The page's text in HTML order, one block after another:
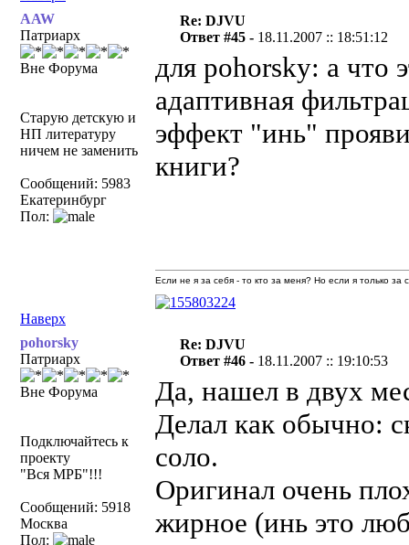
AAW
Патриарх
Вне Форума
Старую детскую и
НП литературу
ничем не заменить
Сообщений: 5983
Екатеринбург
Пол:
Re: DJVU
Ответ #45 - 18.11.2007 :: 18:51:12
для pohorsky: а что
адаптивная
эффект "инь"
книги?
Наверх
Если не я за себя - то кто за меня? Но если я только
pohorsky
Патриарх
Вне Форума
Подключайтесь к
проекту
"Вся МРБ"!!!
Сообщений: 5918
Москва
Пол:
Re: DJVU
Ответ #46 - 18.11.2007 :: 19:10:53
Да, нашел в двух
Делал как обычно:
соло.
Оригинал очень
жирное (инь это